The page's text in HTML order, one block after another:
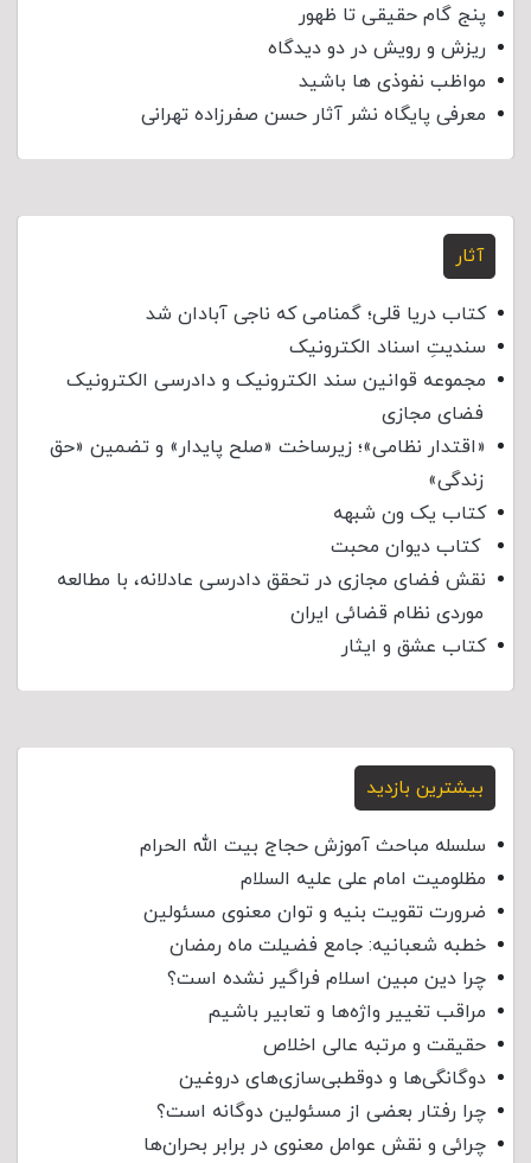
پنج گام حقیقی تا ظهور
ریزش و رویش در دو دیدگاه
مواظب نفوذی‌ ها باشید
معرفی پایگاه نشر آثار حسن صفرزاده تهرانی
آثار
کتاب دریا قلی؛ گمنامی که ناجی آبادان شد
سندیتِ اسناد الکترونیک
مجموعه قوانین سند الکترونیک و دادرسی الکترونیک
فضای مجازی
«اقتدار نظامی»؛ زیرساخت «صلح پایدار» و تضمین «حق
زندگی»
کتاب یک ون شبهه
کتاب دیوان محبت
نقش فضای مجازی در تحقق دادرسی عادلانه، با مطالعه
موردی نظام قضائی ایران
کتاب عشق و ایثار
بیشترین بازدید
سلسله مباحث آموزش حجاج بیت الله الحرام
مظلومیت امام علی علیه السلام
ضرورت تقویت بنیه و توان معنوی مسئولین
خطبه شعبانیه: جامع فضیلت ماه رمضان
چرا دین مبین اسلام فراگیر نشده است؟
مراقب تغییر واژه‌ها و تعابیر باشیم
حقیقت و مرتبه عالی اخلاص
دوگانگی‌ها و دوقطبی‌سازی‌های دروغین
چرا رفتار بعضی از مسئولین دوگانه است؟
چرائی و نقش عوامل معنوی در برابر بحران‌ها